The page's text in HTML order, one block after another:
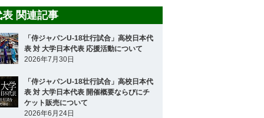
関連記事
「侍ジャパンU-18壮行試合」高校日本代
表 対 大学日本代表 応援活動について
2026年7月30日
「侍ジャパンU-18壮行試合」高校日本代
表 対 大学日本代表 開催概要ならびにチ
ケット販売について
2026年6月24日